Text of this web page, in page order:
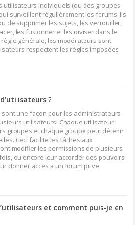
utilisateurs individuels (ou des groupes
surveillent régulièrement les forums. Ils
de supprimer les sujets, les verrouiller,
les fusionner et les diviser dans le
règle générale, les modérateurs sont
respectent les règles imposées
?
sont une façon pour les administrateurs
utilisateurs. Chaque utilisateur
groupes et chaque groupe peut détenir
Ceci facilite les tâches aux
modifier les permissions de plusieurs
ou encore leur accorder des pouvoirs
donner accès à un forum privé.
et comment puis-je en